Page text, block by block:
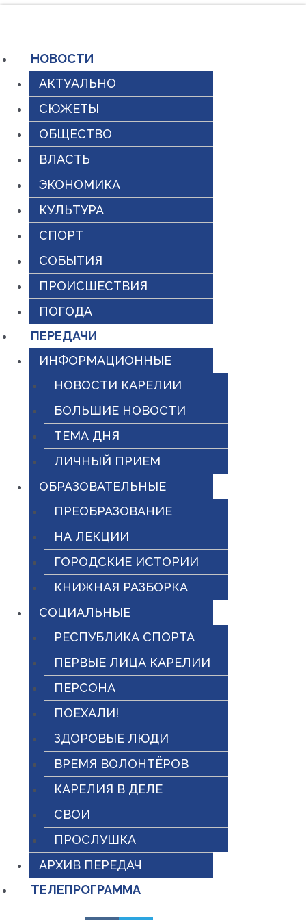
содержимому
НОВОСТИ
АКТУАЛЬНО
СЮЖЕТЫ
ОБЩЕСТВО
ВЛАСТЬ
ЭКОНОМИКА
КУЛЬТУРА
СПОРТ
СОБЫТИЯ
ПРОИСШЕСТВИЯ
ПОГОДА
ПЕРЕДАЧИ
ИНФОРМАЦИОННЫЕ
НОВОСТИ КАРЕЛИИ
БОЛЬШИЕ НОВОСТИ
ТЕМА ДНЯ
ЛИЧНЫЙ ПРИЕМ
ОБРАЗОВАТЕЛЬНЫЕ
ПРЕОБРАЗОВАНИЕ
НА ЛЕКЦИИ
ГОРОДСКИЕ ИСТОРИИ
КНИЖНАЯ РАЗБОРКА
СОЦИАЛЬНЫЕ
РЕСПУБЛИКА СПОРТА
ПЕРВЫЕ ЛИЦА КАРЕЛИИ
ПЕРСОНА
ПОЕХАЛИ!
ЗДОРОВЫЕ ЛЮДИ
ВРЕМЯ ВОЛОНТЁРОВ
КАРЕЛИЯ В ДЕЛЕ
СВОИ
ПРОСЛУШКА
АРХИВ ПЕРЕДАЧ
ТЕЛЕПРОГРАММА